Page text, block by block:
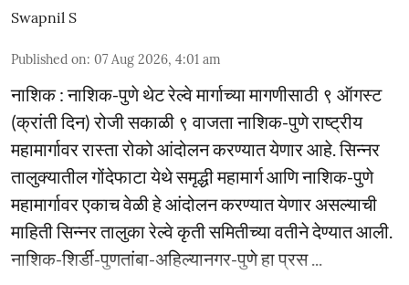
Swapnil S
Published on: 07 Aug 2026, 4:01 am
नाशिक : नाशिक-पुणे थेट रेल्वे मार्गाच्या मागणीसाठी ९ ऑगस्ट
(क्रांती दिन) रोजी सकाळी ९ वाजता नाशिक-पुणे राष्ट्रीय
महामार्गावर रास्ता रोको आंदोलन करण्यात येणार आहे. सिन्नर
तालुक्यातील गोंदेफाटा येथे समृद्धी महामार्ग आणि नाशिक-पुणे
महामार्गावर एकाच वेळी हे आंदोलन करण्यात येणार असल्याची
माहिती सिन्नर तालुका रेल्वे कृती समितीच्या वतीने देण्यात आली.
नाशिक-शिर्डी-पुणतांबा-अहिल्यानगर-पुणे हा प्रस ...